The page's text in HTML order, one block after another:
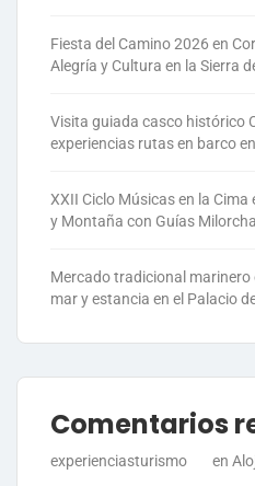
Fiesta del Camino 2026 en
Alegría y Cultura en la Sierra
Visita guiada casco histórico
experiencias rutas en barco
XXII Ciclo Músicas en la
y Montaña con Guías Milorcha
Mercado tradicional
mar y estancia en el Palacio
Comentarios
experienciasturismo en